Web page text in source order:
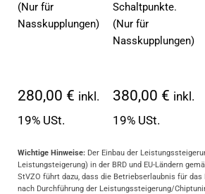
(Nur für
Nasskupplungen)
280,00 € inkl.
19% USt.
Schaltpunkte.
(Nur für
Nasskupplungen)
380,00 € inkl.
19% USt.
Wichtige Hinweise: Der Einbau der
Leistungsteigerung) in der BRD und EU-Ländern
StVZO führt dazu, dass die Betriebserlaubnis für das
nach Durchführung der Leistungssteigerung/